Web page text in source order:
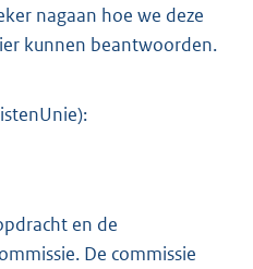
nagaan hoe we deze
kunnen beantwoorden.
):
en de
De commissie